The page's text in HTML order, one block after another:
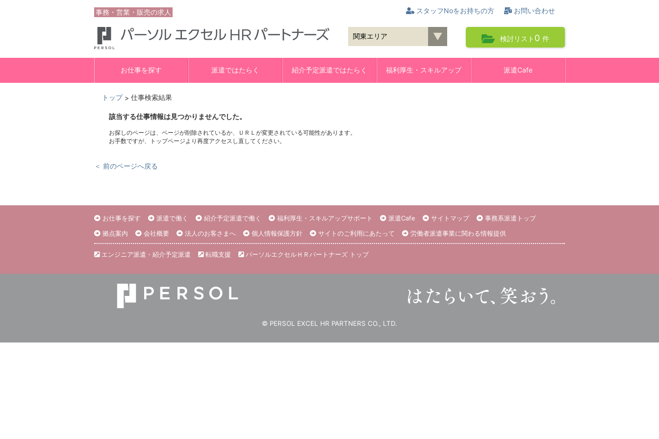
事務・営業・販売の求人 スタッフNoをお持ちの方 お問い合わせ
検討リスト 0件
お仕事を探す 派遣ではたらく 紹介予定派遣ではたらく 福利厚生・スキルアップ 派遣Cafe
トップ > 仕事検索結果
該当する仕事情報は見つかりませんでした。
お探しのページは、ページが削除されているか、ＵＲＬが変更されている可能性があります。
お手数ですが、トップページより再度アクセスし直してください。
＜ 前のページへ戻る
お仕事を探す 派遣で働く 紹介予定派遣で働く 福利厚生・スキルアップサポート 派遣Cafe サイトマップ
事務系派遣トップ
拠点案内
会社概要 法人のお客さまへ 個人情報保護方針 サイトのご利用にあたって 労働者派遣事業に関わる情報提供
エンジニア派遣・紹介予定派遣 転職支援 パーソルエクセルＨＲパートナーズ トップ
© PERSOL EXCEL HR PARTNERS CO., LTD.